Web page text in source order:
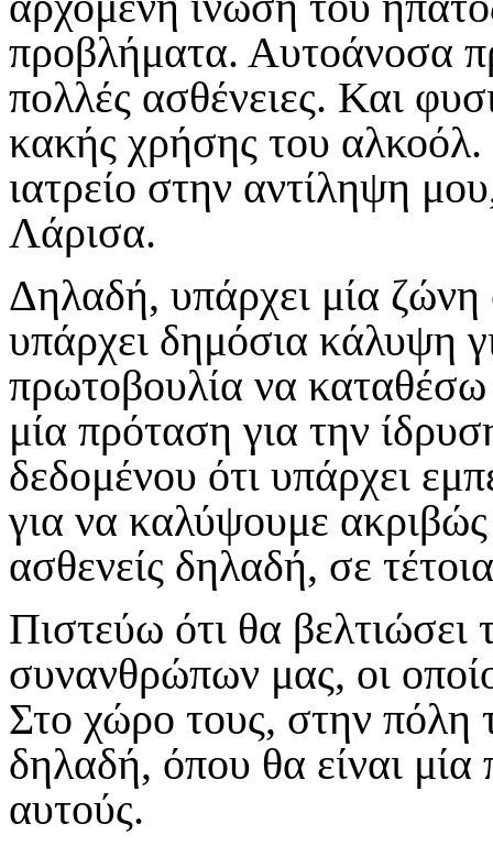
προβλήματα. Αυτοάνοσα
πολλές ασθένειες. Και
κακής χρήσης του αλκοόλ.
ιατρείο στην αντίληψη
Λάρισα.
Δηλαδή, υπάρχει μία
υπάρχει δημόσια κάλυψη
πρωτοβουλία να
μία πρόταση για την
δεδομένου ότι υπάρχει
για να καλύψουμε
ασθενείς δηλαδή, σε
Πιστεύω ότι θα
συνανθρώπων μας, οι
Στο χώρο τους, στην πόλη
δηλαδή, όπου θα είναι μία
αυτούς.